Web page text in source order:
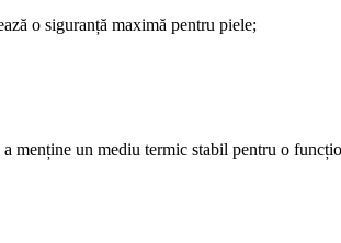
o siguranță maximă pentru piele;
menține un mediu termic stabil pentru o